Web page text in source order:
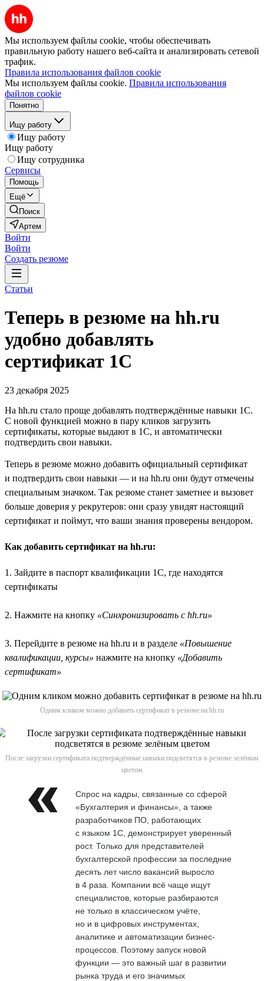
Мы используем файлы cookie, чтобы обеспечивать
правильную работу нашего веб-сайта и анализировать сетевой
трафик.
Правила использования файлов cookie
Мы используем файлы cookie. Правила использования
файлов cookie
Понятно
Ищу работу
Ищу работу
Ищу работу
Ищу сотрудника
Сервисы
Помощь
Ещё
Поиск
Артем
Войти
Войти
Создать резюме
Статьи
Теперь в резюме на hh.ru
удобно добавлять
сертификат 1С
23 декабря 2025
На hh.ru стало проще добавлять подтверждённые навыки 1С.
С новой функцией можно в пару кликов загрузить
сертификаты, которые выдают в 1С, и автоматически
подтвердить свои навыки.
Теперь в резюме можно добавить официальный сертификат
и подтвердить свои навыки — и на hh.ru они будут отмечены
специальным значком. Так резюме станет заметнее и вызовет
больше доверия у рекрутеров: они сразу увидят настоящий
сертификат и поймут, что ваши знания проверены вендором.
Как добавить сертификат на hh.ru:
1. Зайдите в паспорт квалификации 1С, где находятся
сертификаты
2. Нажмите на кнопку «Синхронизировать с hh.ru»
3. Перейдите в резюме на hh.ru и в разделе «Повышение
квалификации, курсы» нажмите на кнопку «Добавить
сертификат»
Одним кликом можно добавить сертификат в резюме на hh.ru
После загрузки сертификата подтверждённые навыки подсветятся в резюме зелёным
цветом
Спрос на кадры, связанные со сферой
«Бухгалтерия и финансы», а также
разработчиков ПО, работающих
с языком 1С, демонстрирует уверенный
рост. Только для представителей
бухгалтерской профессии за последние
десять лет число вакансий выросло
в 4 раза. Компании всё чаще ищут
специалистов, которые разбираются
не только в классическом учёте,
но и в цифровых инструментах,
аналитике и автоматизации бизнес-
процессов. Поэтому запуск новой
функции — это важный шаг в развитии
рынка труда и его значимых